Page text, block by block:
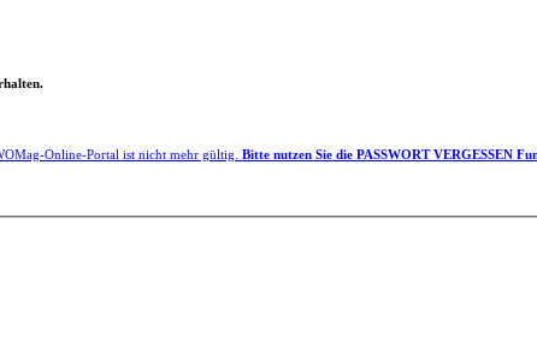
Online-Portal ist nicht mehr gültig. Bitte nutzen Sie die PASSWORT VERGESSEN